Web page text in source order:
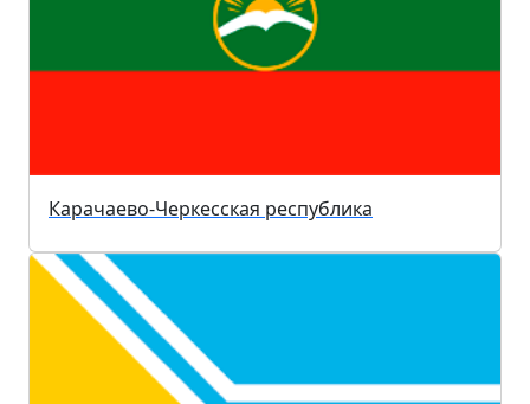
Карачаево-Черкесская республика